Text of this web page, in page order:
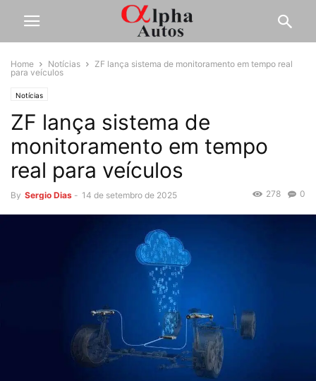
Home Notícias
ZF lança sistema de monitoramento em tempo real
para veículos
Notícias
ZF lança sistema de
monitoramento em tempo
real para veículos
By Sergio Dias - 14 de setembro de 2025 0
278